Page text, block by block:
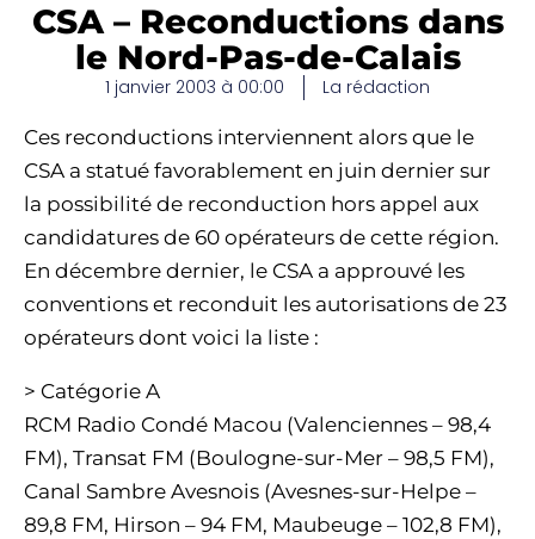
CSA – Reconductions dans
le Nord-Pas-de-Calais
1 janvier 2003 à 00:00 La rédaction
Ces reconductions interviennent alors que le
CSA a statué favorablement en juin dernier sur
la possibilité de reconduction hors appel aux
candidatures de 60 opérateurs de cette région.
En décembre dernier, le CSA a approuvé les
conventions et reconduit les autorisations de 23
opérateurs dont voici la liste :
> Catégorie A
RCM Radio Condé Macou (Valenciennes – 98,4
FM), Transat FM (Boulogne-sur-Mer – 98,5 FM),
Canal Sambre Avesnois (Avesnes-sur-Helpe –
89,8 FM, Hirson – 94 FM, Maubeuge – 102,8 FM),